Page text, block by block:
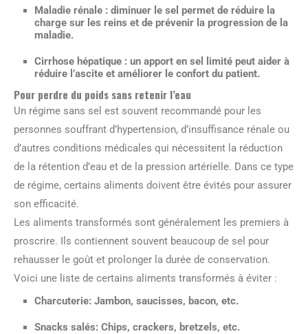
Maladie rénale : diminuer le sel permet de réduire la
charge sur les reins et de prévenir la progression de la
maladie.
Cirrhose hépatique : un apport en sel limité peut aider à
réduire l’ascite et améliorer le confort du patient.
Pour perdre du poids sans retenir l’eau
Un régime sans sel est souvent recommandé pour les
personnes souffrant d’hypertension, d’insuffisance rénale ou
d’autres conditions médicales qui nécessitent la réduction
de la rétention d’eau et de la pression artérielle. Dans ce type
de régime, certains aliments doivent être évités pour assurer
son efficacité.
Les aliments transformés sont généralement les premiers à
proscrire. Ils contiennent souvent beaucoup de sel pour
rehausser le goût et prolonger la durée de conservation.
Voici une liste de certains aliments transformés à éviter :
Charcuterie: Jambon, saucisses, bacon, etc.
Snacks salés: Chips, crackers, bretzels, etc.